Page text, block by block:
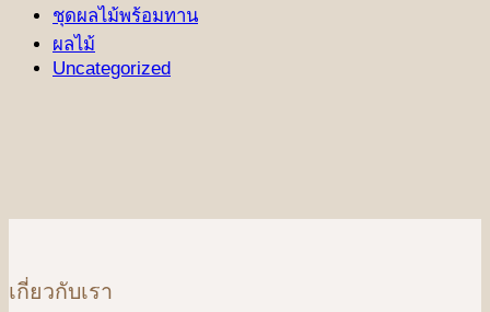
ชุดผลไม้พร้อมทาน
ผลไม้
Uncategorized
เกี่ยวกับเรา